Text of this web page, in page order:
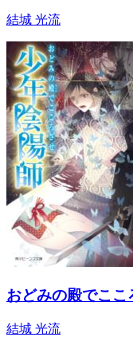
結城 光流
おどみの殿でここ
結城 光流